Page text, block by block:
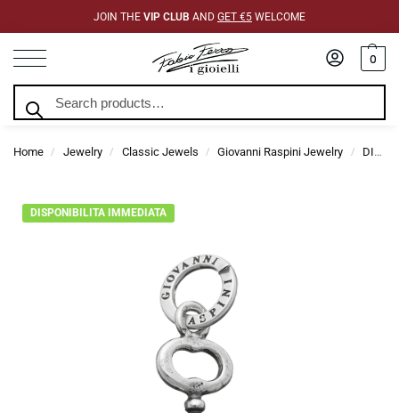
JOIN THE VIP CLUB AND GET €5 WELCOME
0
Home / Jewelry / Classic Jewels / Giovanni Raspini Jewelry / DIY Jewelry Giovanni Raspini
DISPONIBILITA IMMEDIATA